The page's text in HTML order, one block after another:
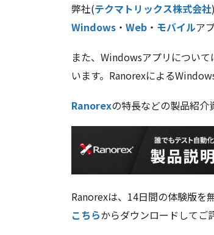
弊社(テクマトリックス株式会社
Windows ・ Web ・ モバイルア
また、Windowsアプリについ
います。Ranorexによる
Ranorexの特長などの製品紹介
Ranorexは、14日間の体験版を
こちらからダウンロードしてご